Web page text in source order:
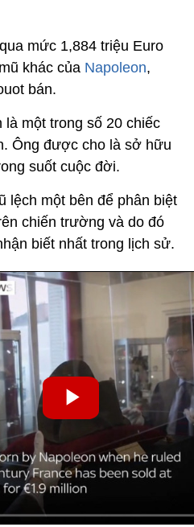
mức 1,884 triệu Euro
khác của Napoleon,
bán.
một trong số 20 chiếc
Ông được cho là sở hữu
suốt cuộc đời.
lệch một bên để phân biệt
chiến trường và do đó
biết nhất trong lịch sử.